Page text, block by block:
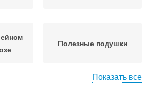
Полезные подушки
Показать все